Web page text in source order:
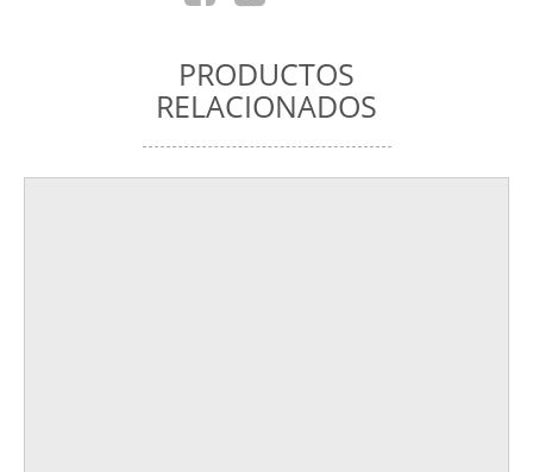
PRODUCTOS
RELACIONADOS